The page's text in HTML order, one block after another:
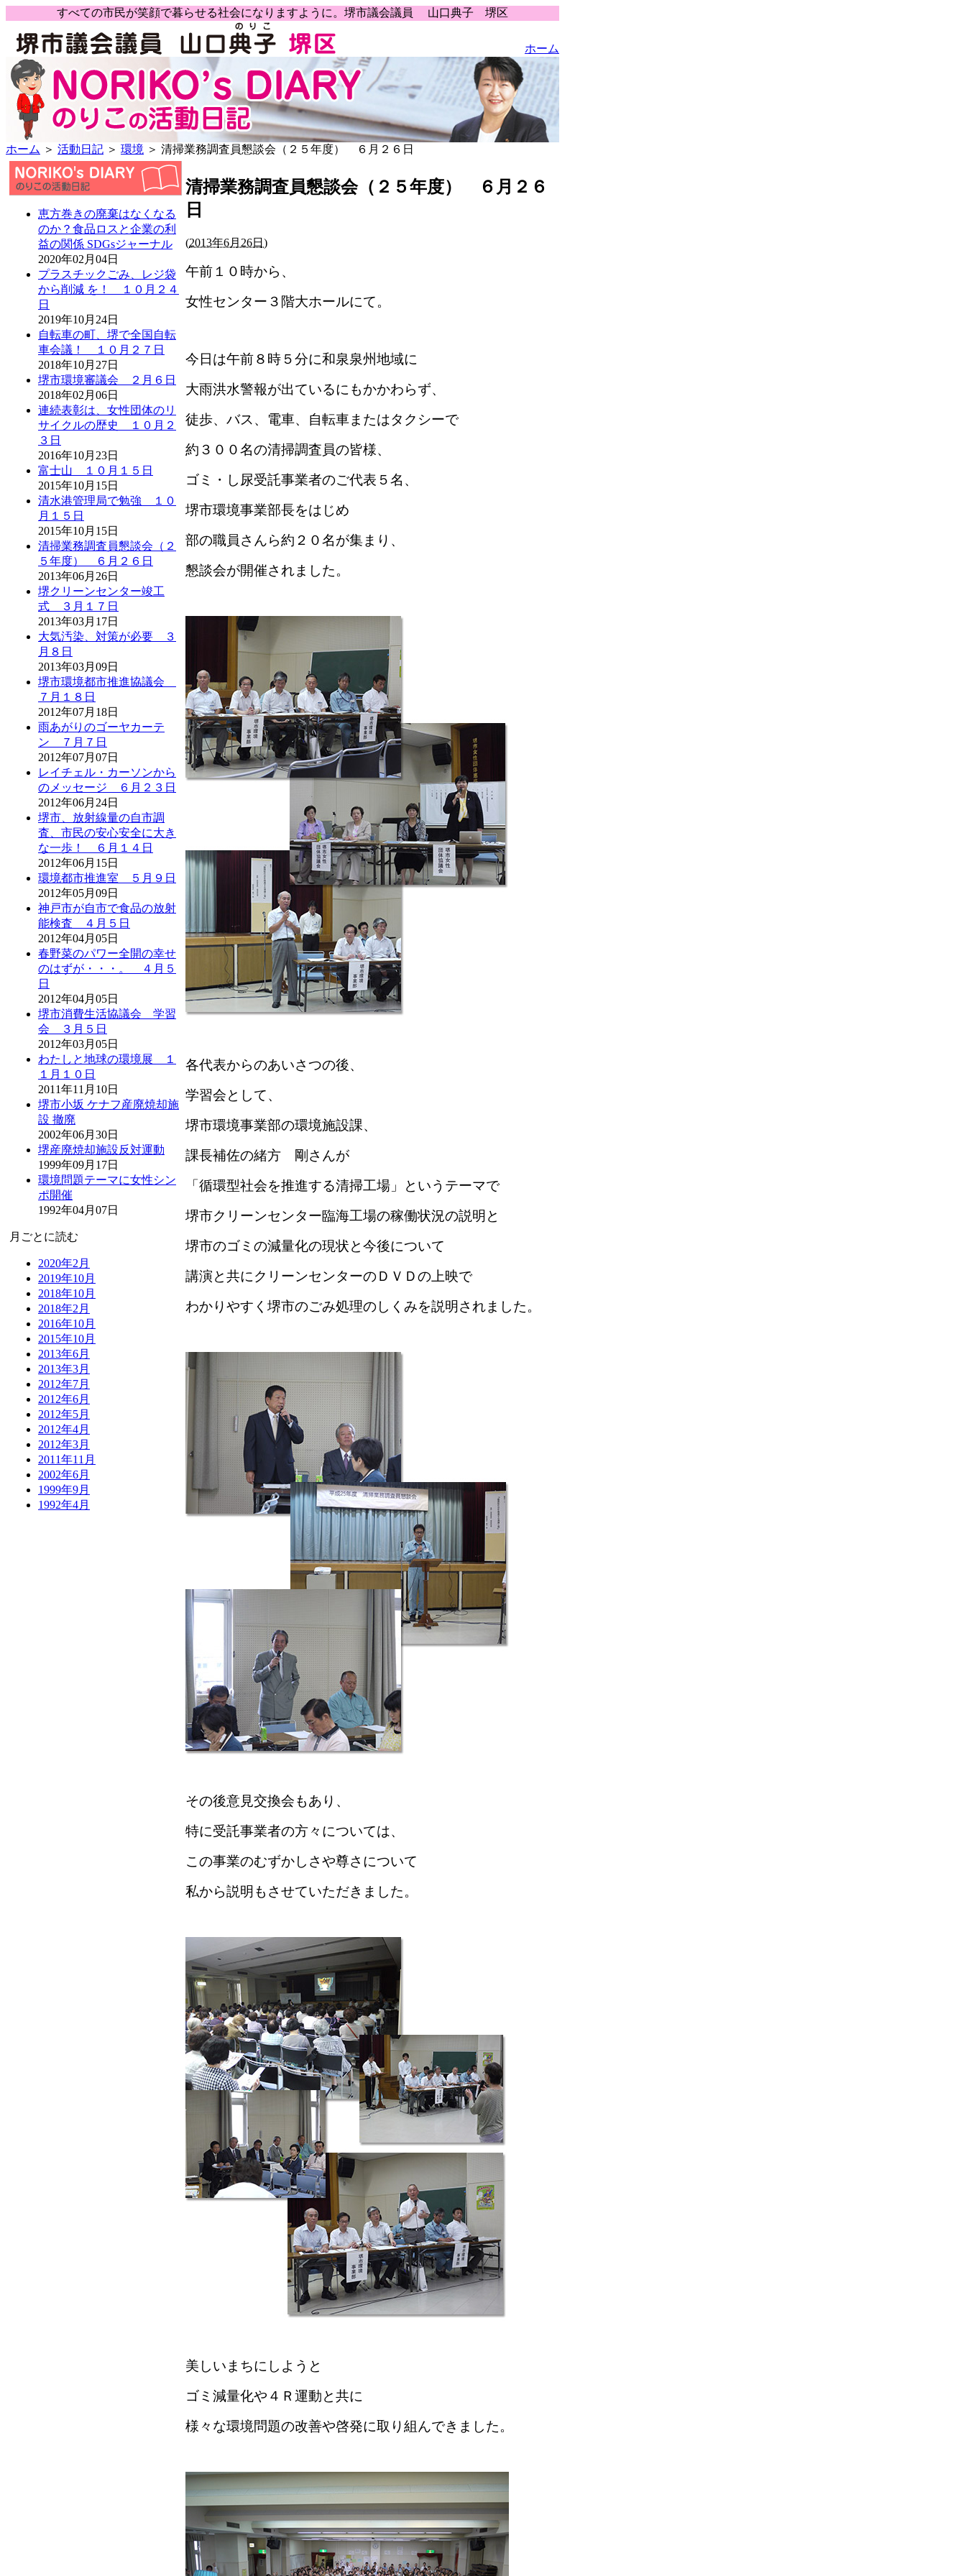
すべての市民が笑顔で暮らせる社会になりますように。堺市議会議員 山口典子 堺区
ホーム
ホーム ＞ 活動日記 ＞ 環境 ＞ 清掃業務調査員懇談会（２５年度） ６月２６日
恵方巻きの廃棄はなくなる
のか？食品ロスと企業の利
益の関係 SDGsジャーナル
2020年02月04日
プラスチックごみ、レジ袋
から削減 を！ １０月２４
日
2019年10月24日
自転車の町、堺で全国自転
車会議！ １０月２７日
2018年10月27日
堺市環境審議会 ２月６日
2018年02月06日
連続表彰は、女性団体のリ
サイクルの歴史 １０月２
３日
2016年10月23日
富士山 １０月１５日
2015年10月15日
清水港管理局で勉強 １０
月１５日
2015年10月15日
清掃業務調査員懇談会（２
５年度） ６月２６日
2013年06月26日
堺クリーンセンター竣工
式 ３月１７日
2013年03月17日
大気汚染、対策が必要 ３
月８日
2013年03月09日
堺市環境都市推進協議会
７月１８日
2012年07月18日
雨あがりのゴーヤカーテ
ン ７月７日
2012年07月07日
レイチェル・カーソンから
のメッセージ ６月２３日
2012年06月24日
堺市、放射線量の自市調
査、市民の安心安全に大き
な一歩！ ６月１４日
2012年06月15日
環境都市推進室 ５月９日
2012年05月09日
神戸市が自市で食品の放射
能検査 ４月５日
2012年04月05日
春野菜のパワー全開の幸せ
のはずが・・・。 ４月５
日
2012年04月05日
堺市消費生活協議会 学習
会 ３月５日
2012年03月05日
わたしと地球の環境展 １
１月１０日
2011年11月10日
堺市小坂 ケナフ産廃焼却施
設 撤廃
2002年06月30日
堺産廃焼却施設反対運動
1999年09月17日
環境問題テーマに女性シン
ポ開催
1992年04月07日
月ごとに読む
2020年2月
2019年10月
2018年10月
2018年2月
2016年10月
2015年10月
2013年6月
2013年3月
2012年7月
2012年6月
2012年5月
2012年4月
2012年3月
2011年11月
2002年6月
1999年9月
1992年4月
清掃業務調査員懇談会（２５年度） ６月２６
日
(2013年6月26日)
午前１０時から、
女性センター３階大ホールにて。
今日は午前８時５分に和泉泉州地域に
大雨洪水警報が出ているにもかかわらず、
徒歩、バス、電車、自転車またはタクシーで
約３００名の清掃調査員の皆様、
ゴミ・し尿受託事業者のご代表５名、
堺市環境事業部長をはじめ
部の職員さんら約２０名が集まり、
懇談会が開催されました。
各代表からのあいさつの後、
学習会として、
堺市環境事業部の環境施設課、
課長補佐の緒方 剛さんが
「循環型社会を推進する清掃工場」というテーマで
堺市クリーンセンター臨海工場の稼働状況の説明と
堺市のゴミの減量化の現状と今後について
講演と共にクリーンセンターのＤＶＤの上映で
わかりやすく堺市のごみ処理のしくみを説明されました。
その後意見交換会もあり、
特に受託事業者の方々については、
この事業のむずかしさや尊さについて
私から説明もさせていただきました。
美しいまちにしようと
ゴミ減量化や４Ｒ運動と共に
様々な環境問題の改善や啓発に取り組んできました。